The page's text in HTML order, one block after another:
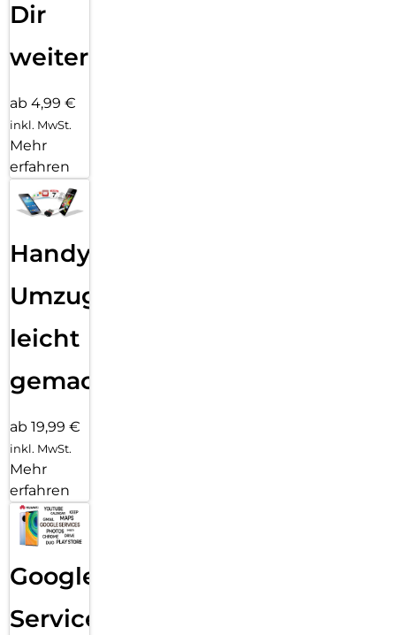
Dir
weiter
ab 4,99 €
inkl. MwSt.
Mehr
erfahren
Handy
Umzug
leicht
gemacht!
ab 19,99 €
inkl. MwSt.
Mehr
erfahren
Google
Services